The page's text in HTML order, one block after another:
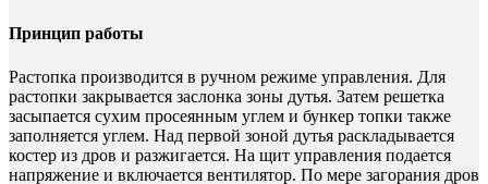
Принцип работы
Растопка производится в ручном режиме управления. Для
растопки закрывается заслонка зоны дутья. Затем решетка
засыпается сухим просеянным углем и бункер топки также
заполняется углем. Над первой зоной дутья раскладывается
костер из дров и разжигается. На щит управления подается
напряжение и включается вентилятор. По мере загорания дров